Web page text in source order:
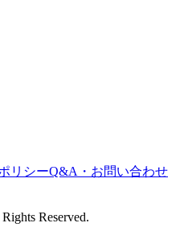
リシーQ&A・お問い合わせ
Reserved.